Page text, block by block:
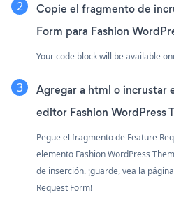
Copie el fragmento de
Form para Fashion
Your code block will be available
Agregar a html o incrustar
editor Fashion WordPress
Pegue el fragmento de Feature
elemento Fashion WordPress
de inserción. ¡guarde, vea la
Request Form!